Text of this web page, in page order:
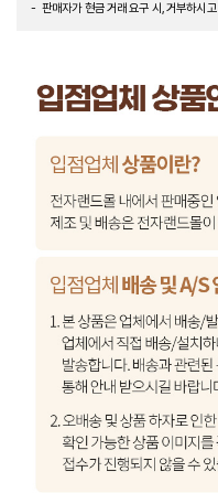
판매자가 현금 거래 요구 시, 거부하시고